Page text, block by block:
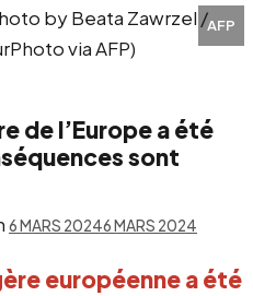
AFP
de l’Europe a été
sont
6 MARS 20246 MARS 2024
européenne a été